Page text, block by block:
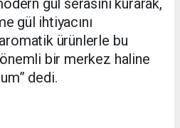
gül serasını kurarak,
gül ihtiyacını
ürünlerle bu
bir merkez haline
dedi.